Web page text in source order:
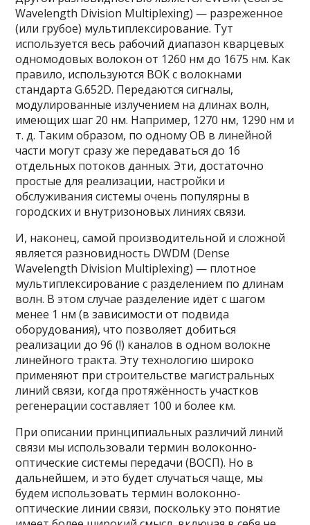
Wavelength Division Multiplexing) — разреженное
(или грубое) мультиплексирование. Тут
используется весь рабочий диапазон кварцевых
одномодовых волокон от 1260 нм до 1675 нм. Как
правило, используются ВОК с волокнами
стандарта G.652D. Передаются сигналы,
модулированные излучением на длинах волн,
имеющих шаг 20 нм. Например, 1270 нм, 1290 нм и
т. д. Таким образом, по одному ОВ в линейной
части могут сразу же передаваться до 16
отдельных потоков данных. Эти, достаточно
простые для реализации, настройки и
обслуживания системы очень популярны в
городских и внутризоновых линиях связи.
И, наконец, самой производительной и сложной
является разновидность DWDM (Dense
Wavelength Division Multiplexing) — плотное
мультиплексирование с разделением по длинам
волн. В этом случае разделение идёт с шагом
менее 1 нм (в зависимости от подвида
оборудования), что позволяет добиться
реализации до 96 (!) каналов в одном волокне
линейного тракта. Эту технологию широко
применяют при строительстве магистральных
линий связи, когда протяжённость участков
регенерации составляет 100 и более км.
При описании принципиальных различий линий
связи мы использовали термин волоконно-
оптические системы передачи (ВОСП). Но в
дальнейшем, и это будет случаться чаще, мы
будем использовать термин волоконно-
оптические линии связи, поскольку это понятие